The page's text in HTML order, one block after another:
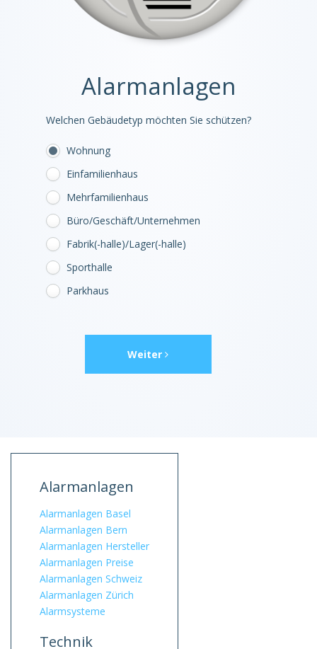
Alarmanlagen
Welchen Gebäudetyp möchten Sie schützen?
Wohnung
Einfamilienhaus
Mehrfamilienhaus
Büro/Geschäft/Unternehmen
Fabrik(-halle)/Lager(-halle)
Sporthalle
Parkhaus
Weiter
Alarmanlagen
Alarmanlagen Basel
Alarmanlagen Bern
Alarmanlagen Hersteller
Alarmanlagen Preise
Alarmanlagen Schweiz
Alarmanlagen Zürich
Alarmsysteme
Technik